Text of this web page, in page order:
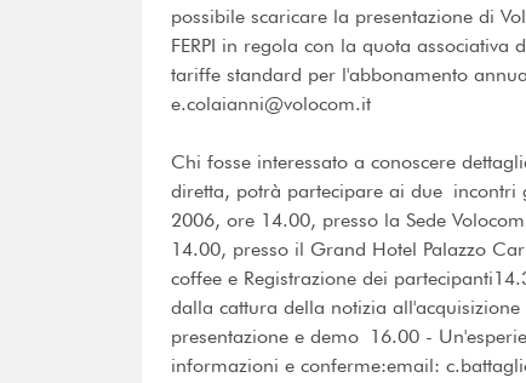
possibile scaricare la presentazione di
FERPI in regola con la quota
tariffe standard per l'abbonamento
e.colaianni@volocom.it
Chi fosse interessato a conoscere
diretta, potrà partecipare ai due incontri
2006, ore 14.00, presso la Sede
14.00, presso il Grand Hotel Palazzo
coffee e Registrazione dei
dalla cattura della notizia
presentazione e demo 16.00 -
informazioni e conferme:email: